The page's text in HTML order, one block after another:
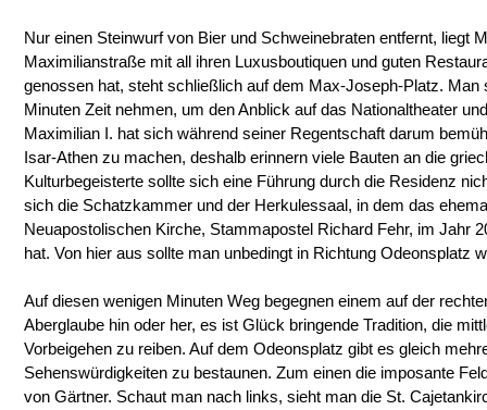
Nur einen Steinwurf von Bier und Schweinebraten entfernt, liegt
Maximilianstraße mit all ihren Luxusboutiquen und guten
genossen hat, steht schließlich auf dem Max-Joseph-Platz. Man
Minuten Zeit nehmen, um den Anblick auf das Nationaltheater
Maximilian I. hat sich während seiner Regentschaft darum
Isar-Athen zu machen, deshalb erinnern viele Bauten an die
Kulturbegeisterte sollte sich eine Führung durch die Residenz
sich die Schatzkammer und der Herkulessaal, in dem das
Neuapostolischen Kirche, Stammapostel Richard Fehr, im Jahr
hat. Von hier aus sollte man unbedingt in Richtung Odeonsplatz
Auf diesen wenigen Minuten Weg begegnen einem auf der
Aberglaube hin oder her, es ist Glück bringende Tradition, die
Vorbeigehen zu reiben. Auf dem Odeonsplatz gibt es gleich
Sehenswürdigkeiten zu bestaunen. Zum einen die imposante
von Gärtner. Schaut man nach links, sieht man die St.